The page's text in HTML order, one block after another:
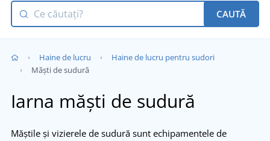
CAUTĂ
Haine de lucru
Haine de lucru pentru sudori
Măști de sudură
Iarna măști de sudură
Măștile și vizierele de sudură sunt echipamentele de